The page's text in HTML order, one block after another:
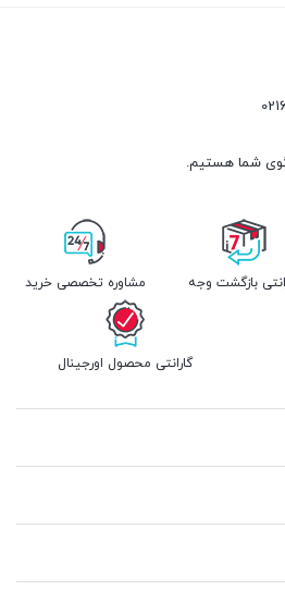
بازگشت وجه مشاوره تخصصی خرید
گارانتی محصول اورجینال